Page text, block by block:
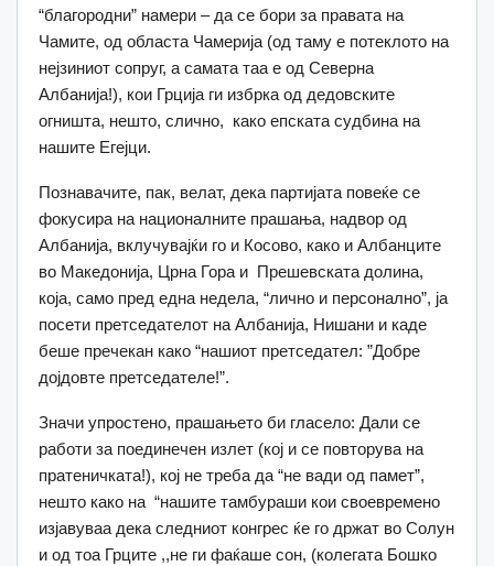
“благородни” намери – да се бори за правата на
Чамите, од областа Чамерија (од таму е потеклото на
нејзиниот сопруг, а самата таа е од Северна
Албанија!), кои Грција ги избрка од дедовските
огништа, нешто, слично, како епската судбина на
нашите Егејци.
Познавачите, пак, велат, дека партијата повеќе се
фокусира на националните прашања, надвор од
Албанија, вклучувајќи го и Косово, како и Албанците
во Македонија, Црна Гора и Прешевската долина,
која, само пред една недела, “лично и персонално”, ја
посети претседателот на Албанија, Нишани и каде
беше пречекан како “нашиот претседател: ”Добре
дојдовте претседателе!”.
Значи упростено, прашањето би гласело: Дали се
работи за поединечен излет (кој и се повторува на
пратеничката!), кој не треба да “не вади од памет”,
нешто како на “нашите тамбураши кои своевремено
изјавуваа дека следниот конгрес ќе го држат во Солун
и од тоа Грците ,,не ги фаќаше сон, (колегата Бошко